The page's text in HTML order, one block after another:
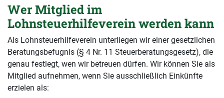
Wer Mitglied im
Lohnsteuerhilfeverein werden kann
Als Lohnsteuerhilfeverein unterliegen wir einer gesetzlichen
Beratungsbefugnis (§ 4 Nr. 11 Steuerberatungsgesetz), die
genau festlegt, wen wir betreuen dürfen. Wir können Sie als
Mitglied aufnehmen, wenn Sie ausschließlich Einkünfte
erzielen als: